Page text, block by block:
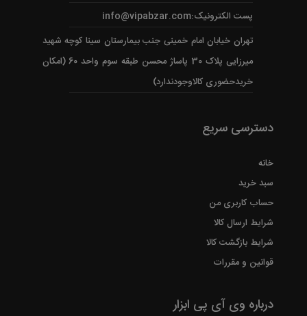
پست الکترونیک:info@vipabzar.com
تهران خیابان امام خمینی جنب بیمارستان سینا کوچه شهید
میرزایی پلاک 30 پاساژ محسن طبقه سوم واحد 60 (امکان
خریدحضوری کالاوجودندارد)
دسترسی سریع
خانه
سبد خرید
حساب کاربری من
شرایط ارسال کالا
شرایط بازگشت کالا
قوانین و مقررات
درباره وی آی پی ابزار